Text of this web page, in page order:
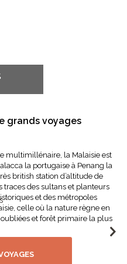
grands voyages
multimillénaire, la Malaisie est
la portugaise à Penang la
british station d’altitude de
traces des sultans et planteurs
et des métropoles
celle où la nature règne en
et forêt primaire la plus
monde.